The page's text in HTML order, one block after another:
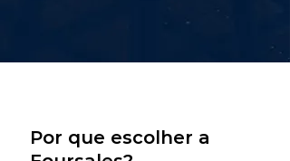
Por que escolher a